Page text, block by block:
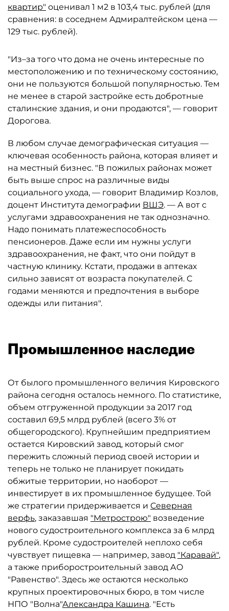
квартир" оценивал 1 м2 в 103,4 тыс. рублей (для
сравнения: в соседнем Адмиралтейском цена —
129 тыс. рублей).
"Из–за того что дома не очень интересные по
местоположению и по техническому состоянию,
они не пользуются большой популярностью. Тем
не менее в старой застройке есть добротные
сталинские здания, и они продаются", — говорит
Дорогова.
В любом случае демографическая ситуация —
ключевая особенность района, которая влияет и
на местный бизнес. "В пожилых районах может
быть выше спрос на различные виды
социального ухода, — говорит Владимир Козлов,
доцент Института демографии ВШЭ. — А вот с
услугами здравоохранения не так однозначно.
Надо понимать платежеспособность
пенсионеров. Даже если им нужны услуги
здравоохранения, не факт, что они пойдут в
частную клинику. Кстати, продажи в аптеках
сильно зависят от возраста покупателей. С
годами меняются и предпочтения в выборе
одежды или питания".
Промышленное наследие
От былого промышленного величия Кировского
района сегодня осталось немного. По статистике,
объем отгруженной продукции за 2017 год
составил 69,5 млрд рублей (всего 3% от
общегородского). Крупнейшим предприятием
остается Кировский завод, который смог
пережить сложный период своей истории и
теперь не только не планирует покидать
обжитые территории, но наоборот —
инвестирует в их промышленное будущее. Той
же стратегии придерживается и Северная
верфь, заказавшая "Метрострою" возведение
нового судостроительного комплекса за 6 млрд
рублей. Кроме судостроителей неплохо себя
чувствует пищевка — например, завод "Каравай",
а также приборостроительный завод АО
"Равенство". Здесь же остаются несколько
крупных проектировочных бюро, в том числе
НПО "Волна"Александра Кашина. "Есть